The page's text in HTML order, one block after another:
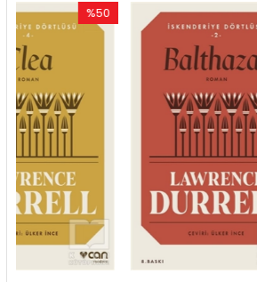
%50
İndirim
%50İndirim
%50
İndirim
%50İndirim